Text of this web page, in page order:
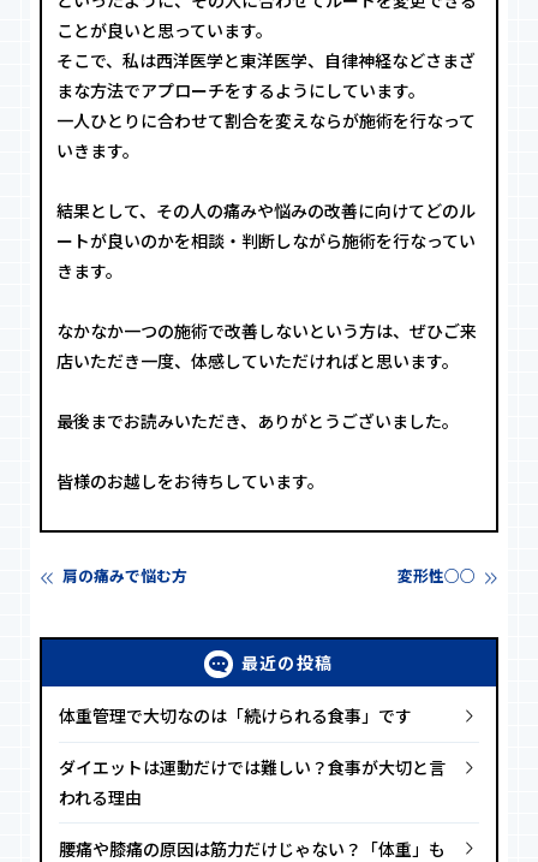
ことが良いと思っています。
そこで、私は西洋医学と東洋医学、自律神経などさまざ
まな方法でアプローチをするようにしています。
一人ひとりに合わせて割合を変えならが施術を行なって
いきます。
結果として、その人の痛みや悩みの改善に向けてどのル
ートが良いのかを相談・判断しながら施術を行なってい
きます。
なかなか一つの施術で改善しないという方は、ぜひご来
店いただき一度、体感していただければと思います。
最後までお読みいただき、ありがとうございました。
皆様のお越しをお待ちしています。
肩の痛みで悩む方 変形性○○
最近の投稿
体重管理で大切なのは「続けられる食事」です
ダイエットは運動だけでは難しい？食事が大切と言
われる理由
腰痛や膝痛の原因は筋力だけじゃない？「体重」も